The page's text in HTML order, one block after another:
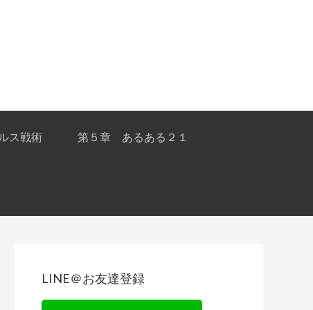
ス戦術 第５章 あるある２１
Sidebar
LINE＠お友達登録